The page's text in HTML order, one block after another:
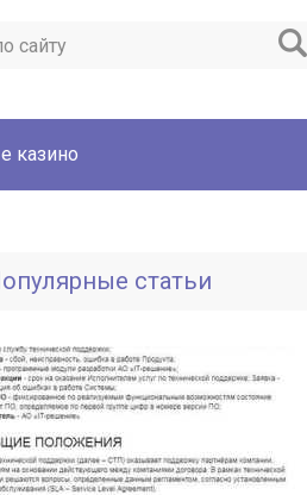
казино
статьи